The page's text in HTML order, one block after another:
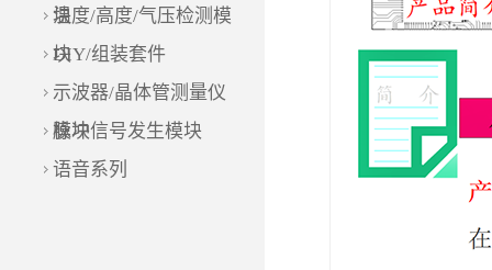
块
温度/高度/气压检测模
块
DIY/组装套件
示波器/晶体管测量仪
模块
脉冲信号发生模块
语音系列